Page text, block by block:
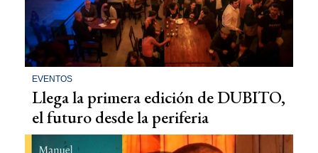
EVENTOS
Llega la primera edición de DUBITO,
el futuro desde la periferia